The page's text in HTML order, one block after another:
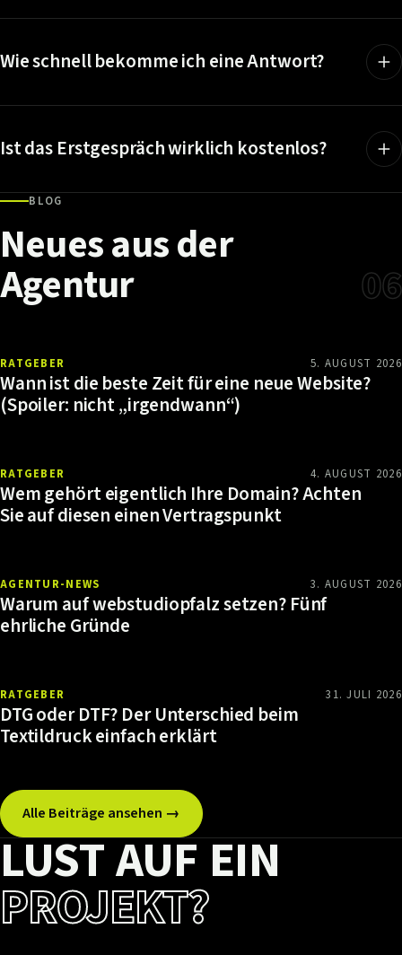
Wie schnell bekomme ich eine Antwort?
Ist das Erstgespräch wirklich kostenlos?
BLOG
Neuesausder
Agentur 06
RATGEBER 5. AUGUST 2026
Wann ist die beste Zeit für eine neue Website?
(Spoiler: nicht „irgendwann“)
RATGEBER 4. AUGUST 2026
Wem gehört eigentlich Ihre Domain? Achten
Sie auf diesen einen Vertragspunkt
AGENTUR-NEWS 3. AUGUST 2026
Warum auf webstudiopfalz setzen? Fünf
ehrliche Gründe
RATGEBER 31. JULI 2026
DTG oder DTF? Der Unterschied beim
Textildruck einfach erklärt
Alle Beiträge ansehen →
LUST AUF EIN
PROJEKT?